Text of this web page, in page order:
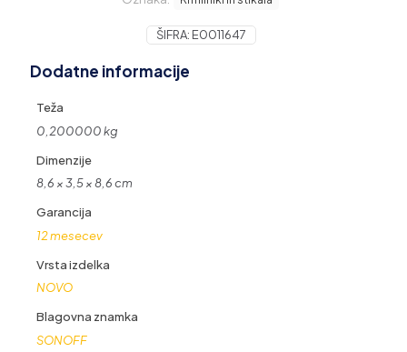
trojno
ŠIFRA: E0011647
Dodatne informacije
Teža
0,200000 kg
Dimenzije
8,6 × 3,5 × 8,6 cm
Garancija
12 mesecev
Vrsta izdelka
NOVO
Blagovna znamka
SONOFF